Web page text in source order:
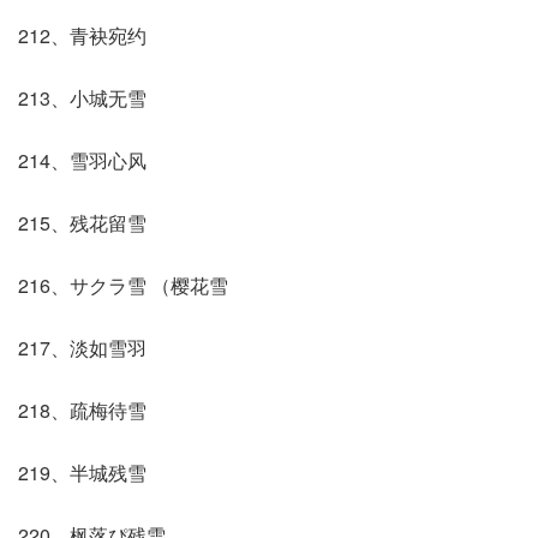
212、青袂宛约
213、小城无雪
214、雪羽心风
215、残花留雪
216、サクラ雪 （樱花雪
217、淡如雪羽
218、疏梅待雪
219、半城残雪